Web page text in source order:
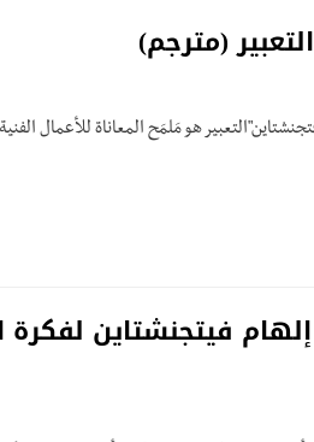
(مترجم)
هو مَلمَح المعاناة للأعمال
فيتجنشتاين لفكرة